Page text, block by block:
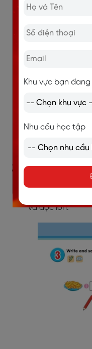
mô tả đúng.
2.4 Các dạng
và đọc lớn.
Khu vực bạn đang
Nhu cầu học tập